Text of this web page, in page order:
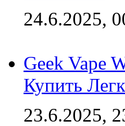
24.6.2025,
Geek Vape
Купить
23.6.2025,